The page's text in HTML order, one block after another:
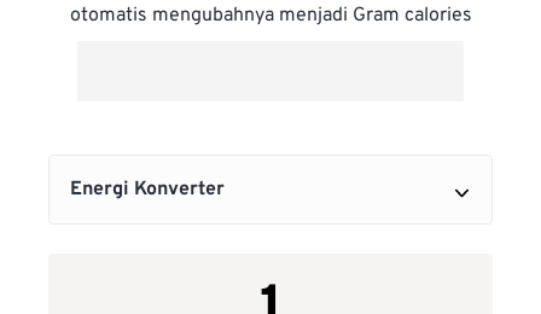
otomatis mengubahnya menjadi Gram calories